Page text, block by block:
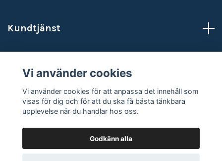
Kundtjänst
Sociala medier
Vi använder cookies
Vi använder cookies för att anpassa det innehåll som
visas för dig och för att du ska få bästa tänkbara
upplevelse när du handlar hos oss.
Godkänn alla